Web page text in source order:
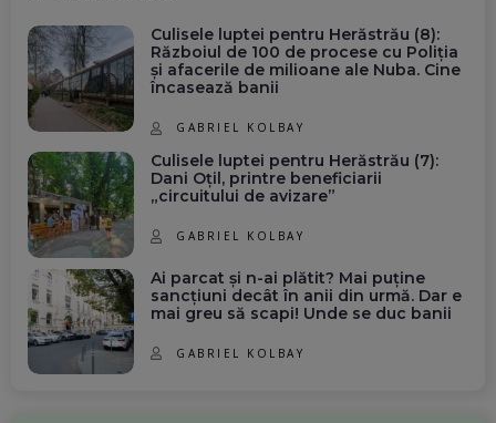
Culisele luptei pentru Herăstrău (8):
Războiul de 100 de procese cu Poliția
și afacerile de milioane ale Nuba. Cine
încasează banii
GABRIEL KOLBAY
Culisele luptei pentru Herăstrău (7):
Dani Oțil, printre beneficiarii
„circuitului de avizare”
GABRIEL KOLBAY
Ai parcat și n-ai plătit? Mai puține
sancțiuni decât în anii din urmă. Dar e
mai greu să scapi! Unde se duc banii
GABRIEL KOLBAY